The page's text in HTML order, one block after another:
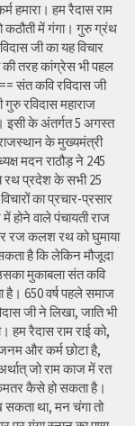
हमारा। हम रैदास राम
कठौती में गंगा। गुरु ग्रंथ
जी का यह विचार
तरह कांग्रेस भी पहल
संत कवि रविदास जी
रविदास महाराज
इसी के अंतर्गत 5 अगस्त
के मुख्यमंत्री
मदन राठौड़ ने 245
रथ प्रदेश के सभी 25
का प्रचार-प्रसार
वाले पंचायती राज
रज कलश रथ को घुमाया
है कि लेकिन मौजूदा
मुकाबला संत कवि
है। 650 वर्ष पहले समाज
जी ने लिखा, जाति भी
रैदास राम राई को,
जनम और कर्म छोटा है,
जो राम काज में रत
कैसे हो सकता है।
था, मन चंगा तो